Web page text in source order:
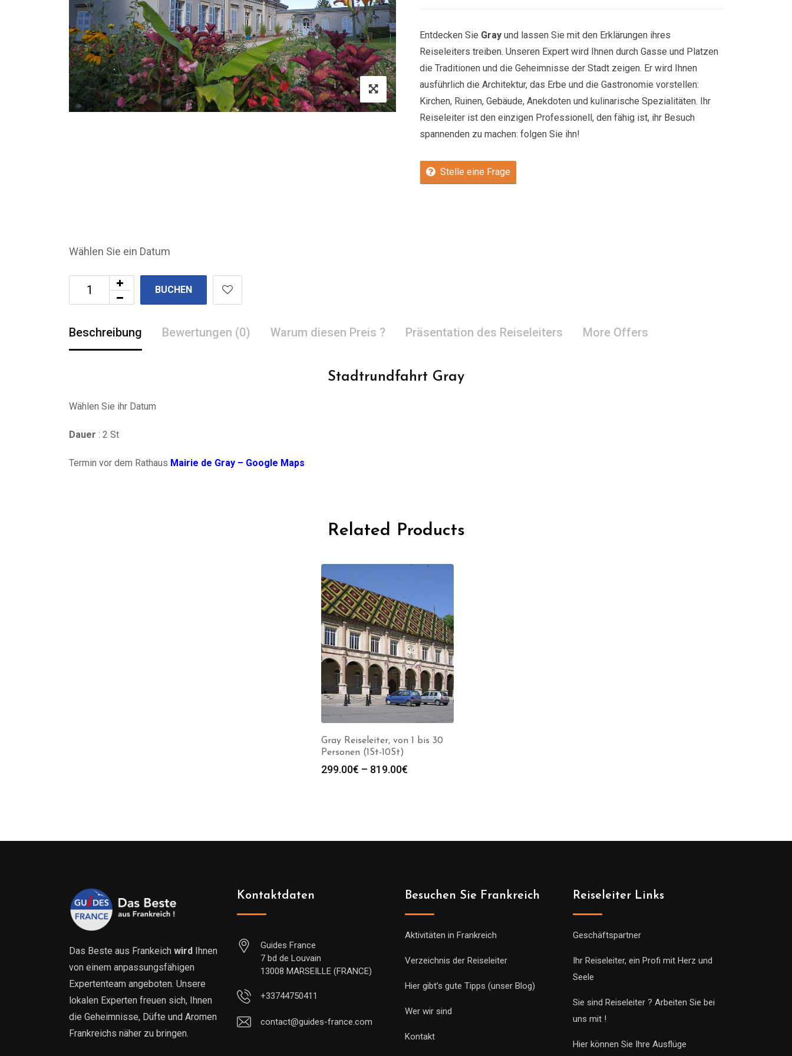
Entdecken Sie Gray und lassen Sie mit den Erklärungen ihres
Reiseleiters treiben. Unseren Expert wird Ihnen durch Gasse und Platzen
die Traditionen und die Geheimnisse der Stadt zeigen. Er wird Ihnen
ausführlich die Architektur, das Erbe und die Gastronomie vorstellen:
Kirchen, Ruinen, Gebäude, Anekdoten und kulinarische Spezialitäten. Ihr
Reiseleiter ist den einzigen Professionell, den fähig ist, ihr Besuch
spannenden zu machen: folgen Sie ihn!
Stelle eine Frage
Wählen Sie ein Datum
BUCHEN
Beschreibung Bewertungen (0) Warum diesen Preis ? Präsentation des Reiseleiters More Offers
Stadtrundfahrt Gray
Wählen Sie ihr Datum
Dauer : 2 St
Termin vor dem Rathaus Mairie de Gray – Google Maps
Related Products
Gray Reiseleiter, von 1 bis 30
Personen (1St-10St)
299.00€ – 819.00€Preisspanne:
Das Beste aus Frankeich wird Ihnen
von einem anpassungsfähigen
Expertenteam angeboten. Unsere
lokalen Experten freuen sich, Ihnen
die Geheimnisse, Düfte und Aromen
Frankreichs näher zu bringen.
Kontaktdaten
Guides France
7 bd de Louvain
13008 MARSEILLE (FRANCE)
+33744750411
contact@guides-france.com
Besuchen Sie Frankreich
Aktivitäten in Frankreich
Verzeichnis der Reiseleiter
Hier gibt’s gute Tipps (unser Blog)
Wer wir sind
Kontakt
Reiseleiter Links
Geschäftspartner
Ihr Reiseleiter, ein Profi mit Herz und
Seele
Sie sind Reiseleiter ? Arbeiten Sie bei
uns mit !
Hier können Sie Ihre Ausflüge